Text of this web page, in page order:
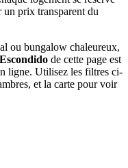
un prix transparent du
ou bungalow chaleureux,
de cette page est
ligne. Utilisez les filtres ci-
et la carte pour voir